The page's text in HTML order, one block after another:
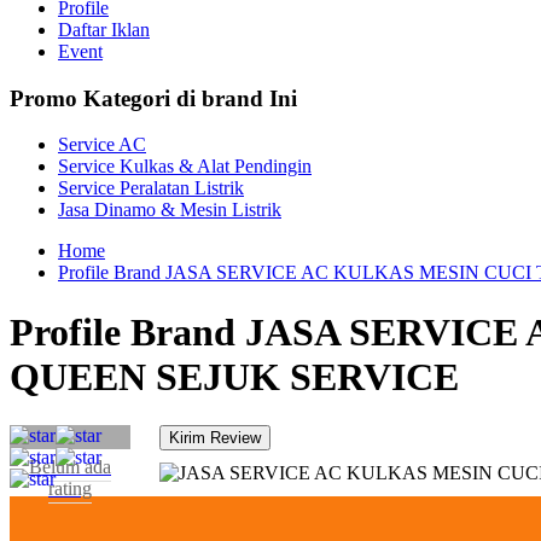
Profile
Daftar Iklan
Event
Promo Kategori di brand Ini
Service AC
Service Kulkas & Alat Pendingin
Service Peralatan Listrik
Jasa Dinamo & Mesin Listrik
Home
Profile Brand JASA SERVICE AC KULKAS MESIN
Profile Brand JASA
QUEEN SEJUK SERVICE
Belum ada
rating